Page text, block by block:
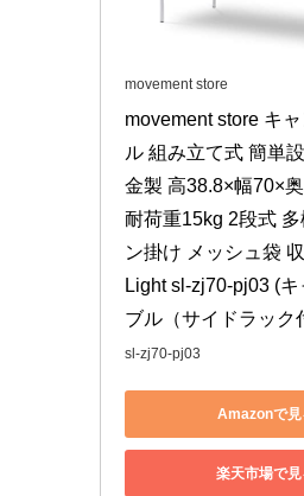
movement store
movement store キ
ル 組み立て式 簡単
金製 高38.8×幅70×
耐荷重15kg 2段式
ン掛け メッシュ袋
Light sl-zj70-pj03 (
ブル（サイドラック
sl-zj70-pj03
Amazonで見
楽天市場で見